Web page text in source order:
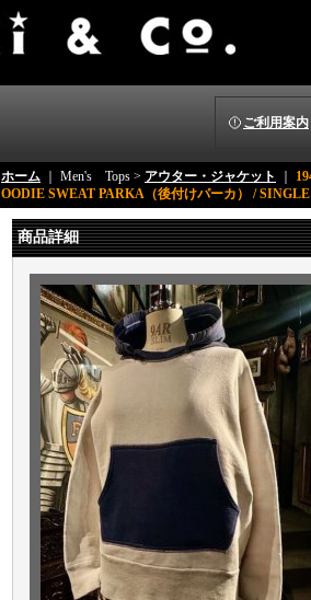
ご利用案内
ホーム ｜ Men's Tops > アウター・ジャケット
OODIE SWEAT PARKA（後付けパーカ） /
商品詳細